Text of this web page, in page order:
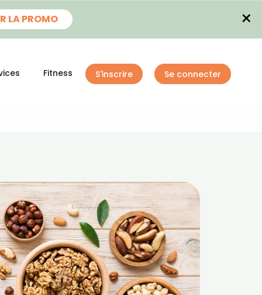
LA PROMO ×
Fitness S'inscrire Se connecter